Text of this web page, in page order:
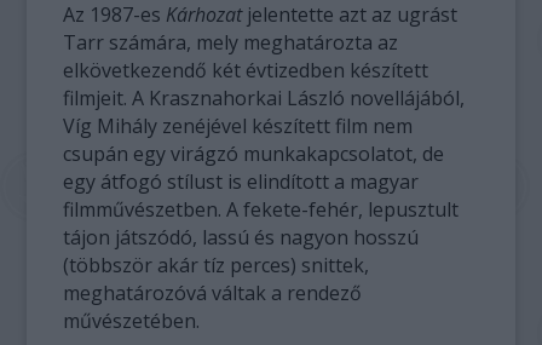
Az 1987-es Kárhozat jelentette azt az ugrást
Tarr számára, mely meghatározta az
elkövetkezendő két évtizedben készített
filmjeit. A Krasznahorkai László novellájából,
Víg Mihály zenéjével készített film nem
csupán egy virágzó munkakapcsolatot, de
egy átfogó stílust is elindított a magyar
filmművészetben. A fekete-fehér, lepusztult
tájon játszódó, lassú és nagyon hosszú
(többször akár tíz perces) snittek,
meghatározóvá váltak a rendező
művészetében.